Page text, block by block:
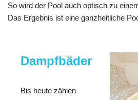
So wird der Pool auch optisch zu
Das Ergebnis ist eine ganzheitliche
Dampfbäder
Bis heute zählen